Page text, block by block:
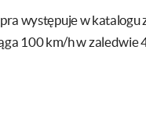
występuje w katalogu
100 km/h w zaledwie